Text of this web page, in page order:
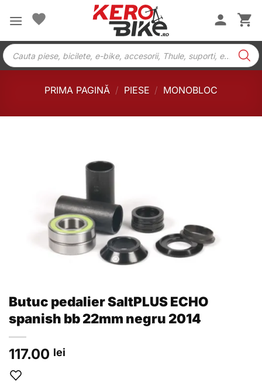
Products
search
PRIMA PAGINĂ / PIESE / MONOBLOC
Butuc pedalier SaltPLUS ECHO
spanish bb 22mm negru 2014
117.00 lei